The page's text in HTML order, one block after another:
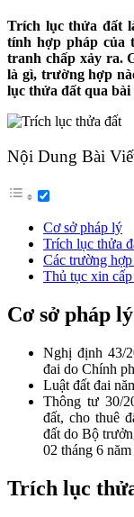
Trích lục thửa đất
tính hợp pháp của
tranh chấp xảy ra.
là gì, trường hợp
lục thửa đất qua
Nội Dung Bài
Cơ sở pháp lý
Trích lục thửa
Các trường
Thủ tục xin
Cơ sở pháp lý
Nghị định 43/
đai do Chính
Luật đất đai
Thông tư 30/
đất, cho thuê
đất do Bộ
02 tháng 6
Trích lục